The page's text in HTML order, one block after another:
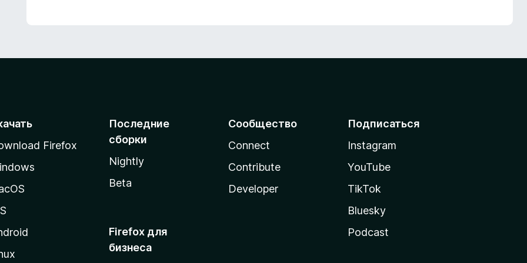
Firefox
Последние
сборки
Nightly
Beta
Firefox для
бизнеса
Сообщество
Connect
Contribute
Developer
Подписаться
Instagram
YouTube
TikTok
Bluesky
Podcast